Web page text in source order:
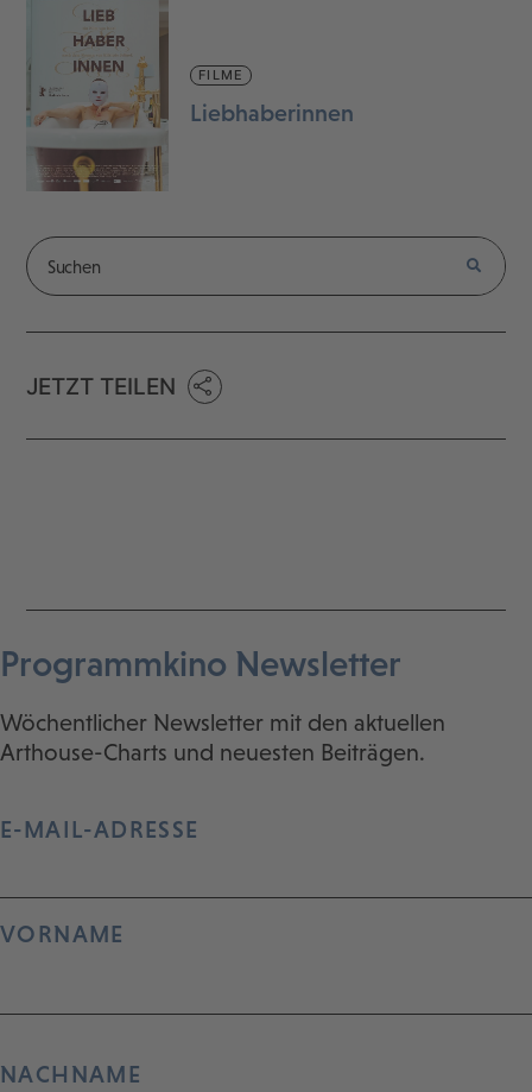
FILME
Liebhaberinnen
JETZT TEILEN
Programmkino Newsletter
Wöchentlicher Newsletter mit den aktuellen
Arthouse-Charts und neuesten Beiträgen.
E-MAIL-ADRESSE
VORNAME
NACHNAME